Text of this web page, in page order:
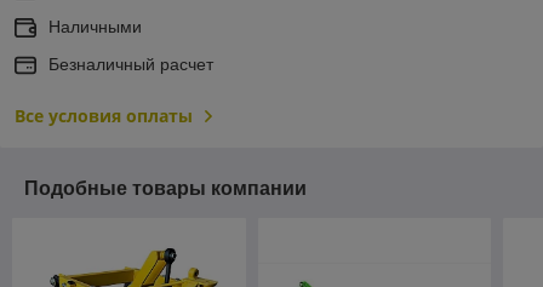
Наличными
Безналичный расчет
Все условия оплаты
Подобные товары компании